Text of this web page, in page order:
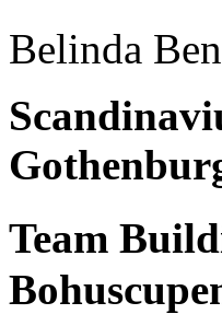
Belinda
Team